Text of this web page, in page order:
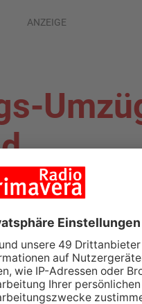
ANZEIGE